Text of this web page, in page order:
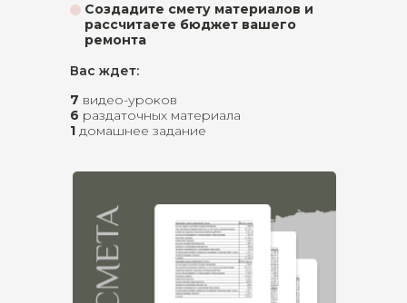
Вас ждет:
7 видео-уроков
6 раздаточных материала
1домашнее задание
Создадите смету материалов и
рассчитаете бюджет вашего
ремонта